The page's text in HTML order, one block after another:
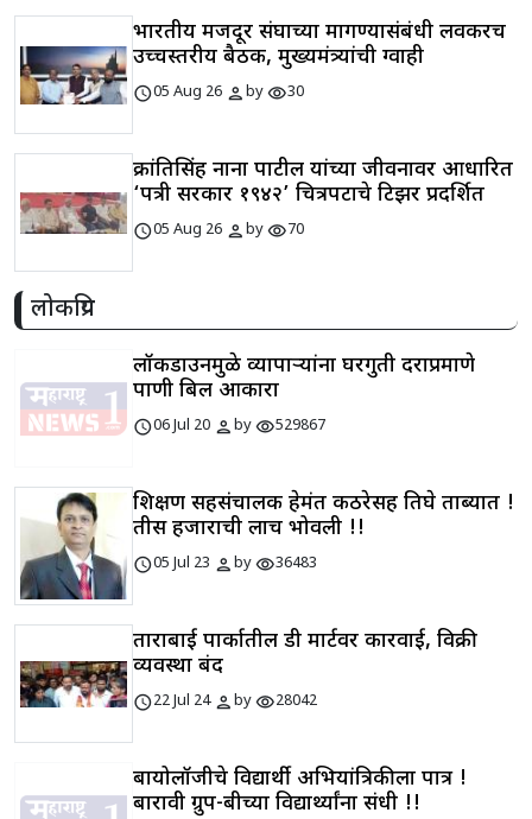
भारतीय मजदूर संघाच्या मागण्यासंबंधी लवकरच
उच्चस्तरीय बैठक, मुख्यमंत्र्यांची ग्वाही
schedule05 Aug 26 personbyvisibility30
क्रांतिसिंह नाना पाटील यांच्या जीवनावर आधारित
‘पत्री सरकार १९४२’ चित्रपटाचे टिझर प्रदर्शित
schedule05 Aug 26 personbyvisibility70
लोकप्रिय
लॉकडाउनमुळे व्यापाऱ्यांना घरगुती दराप्रमाणे
पाणी बिल आकारा
schedule06 Jul 20 personbyvisibility529867
शिक्षण सहसंचालक हेमंत कठरेसह तिघे ताब्यात !
तीस हजाराची लाच भोवली !!
schedule05 Jul 23 personbyvisibility36483
ताराबाई पार्कातील डी मार्टवर कारवाई, विक्री
व्यवस्था बंद
schedule22 Jul 24 personbyvisibility28042
बायोलॉजीचे विद्यार्थी अभियांत्रिकीला पात्र !
बारावी ग्रुप-बीच्या विद्यार्थ्यांना संधी !!